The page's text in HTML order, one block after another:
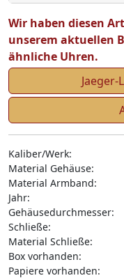
Wir haben diesen
unserem aktuellen
ähnliche Uhren.
Kaliber/Werk:
Material Gehäuse:
Material Armband:
Jahr:
Gehäusedurchmesser:
Schließe:
Material Schließe:
Box vorhanden:
Papiere vorhanden: